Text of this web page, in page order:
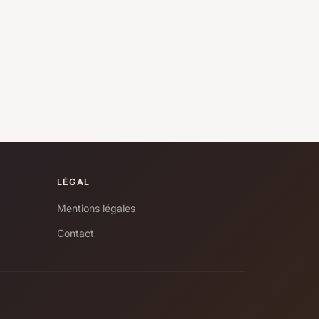
LÉGAL
Mentions légales
Contact